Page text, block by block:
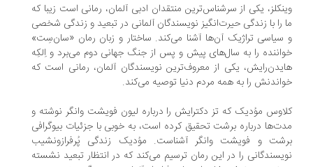
یکی از سرشناس‌ترین منتقدان ادبی آلمان، رمانی‌ است زیبا که
را با زندگی حیرت‌انگیز نویسندگان آلمانی در تبعید و زندگی شخصی
تراژیک آن‌ها آشنا می‌کند. ساختار و زبان رمان «سان‌سِت»
را به سال‌های پیش و پس از جنگ جهانی دوم می‌برد و اِلکِه
یکی از معروف‌ترین نویسندگان آلمان، رمانی است که
را به همه مردم دنیا توصیه می‌کند.
موُدیک که تز دکترایش را درباره لیون فویشت وانگر نوشته و
درباره برشت تحقیق کرده است، به خوبی با جزئیات بیوگرافی
و فویشت وانگر آشناست. موُدیک زندگی پُرفرازونشیب
را در این رمان ترسیم می‌کند که در انتظار تبعید نشسته